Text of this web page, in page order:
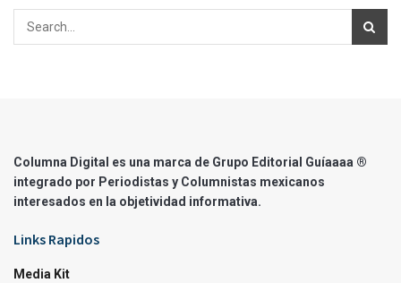
Columna Digital es una marca de Grupo Editorial Guíaaaa ®
integrado por Periodistas y Columnistas mexicanos
interesados en la objetividad informativa.
Links Rapidos
Media Kit